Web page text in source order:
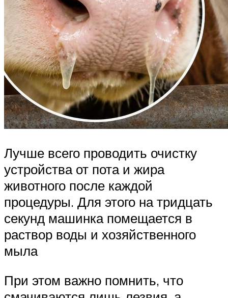
Лучше всего проводить очистку
устройства от пота и жира
животного после каждой
процедуры. Для этого на тридцать
секунд машинка помещается в
раствор воды и хозяйственного
мыла
При этом важно помнить, что